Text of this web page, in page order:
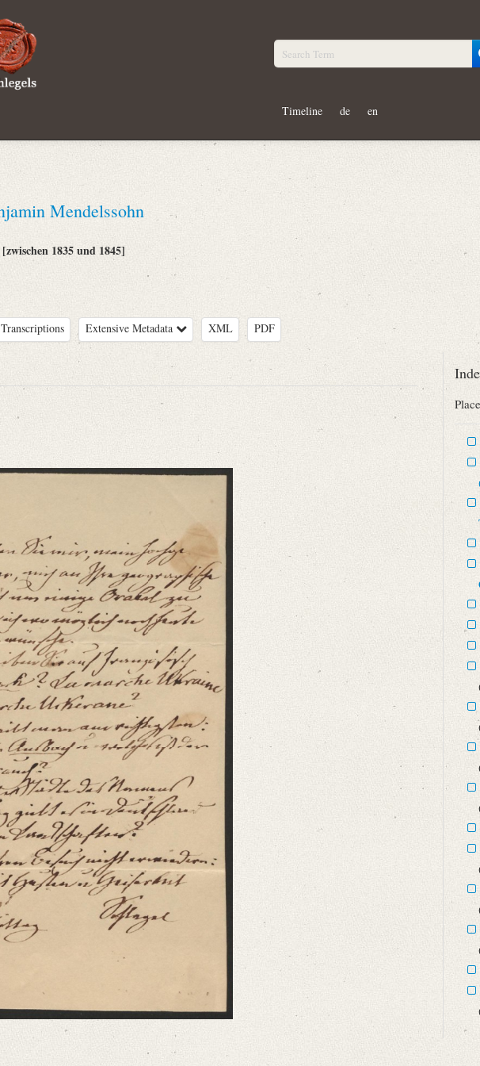
Timeline de en
Mendelssohn
[zwischen 1835 und 1845]
Extensive Metadata XML PDF
Die Universität Bonn berief Mendelssohn 1835 als Extraordinarius für Geographie und Statistik.
Ihre geographische Wissenschaft um einige Orakel zu wenden, die ich womöglich [...]“